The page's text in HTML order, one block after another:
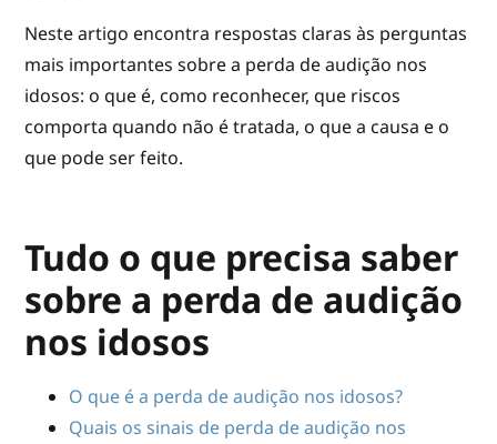
Neste artigo encontra respostas claras às perguntas
mais importantes sobre a perda de audição nos
idosos: o que é, como reconhecer, que riscos
comporta quando não é tratada, o que a causa e o
que pode ser feito.
Tudo o que precisa saber
sobre a perda de audição
nos idosos
O que é a perda de audição nos idosos?
Quais os sinais de perda de audição nos